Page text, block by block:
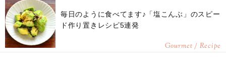
毎日のように食べてます♪「塩こんぶ」のスピー
ド作り置きレシピ5連発
Gourmet / Recipe